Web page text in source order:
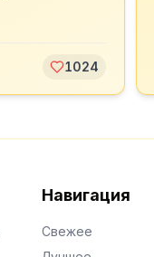
1024
Навигация
Свежее